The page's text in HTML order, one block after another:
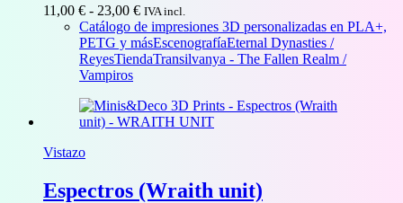
11,00 € - 23,00 €Rango
de
precios:
desde
23,00 €
IVA incl.
Catálogo de impresiones 3D personalizadas en PLA+,
PETG y másEscenografíaEternal Dynasties /
ReyesTiendaTransilvanya - The Fallen Realm /
Vampiros
Vistazo
Espectros (Wraith unit)